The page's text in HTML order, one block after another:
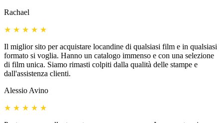
Rachael
★ ★ ★ ★ ★
Il miglior sito per acquistare locandine di qualsiasi film e in qualsiasi
formato si voglia. Hanno un catalogo immenso e con una selezione
di film unica. Siamo rimasti colpiti dalla qualità delle stampe e
dall'assistenza clienti.
Alessio Avino
★ ★ ★ ★ ★